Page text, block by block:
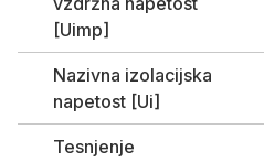
[Uimp]
Nazivna izolacijska
napetost [Ui]
Tesnjenje